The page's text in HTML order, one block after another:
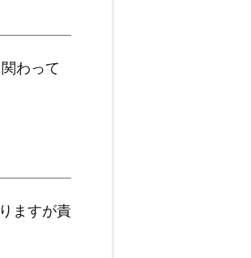
わって
ますが責